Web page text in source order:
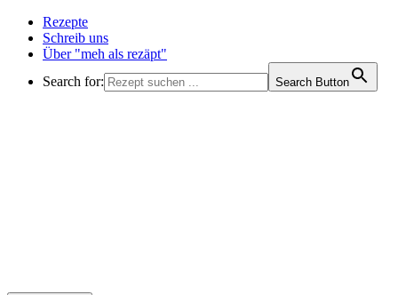
Rezepte
Schreib uns
Über "meh als rezäpt"
Search for:
Search Button